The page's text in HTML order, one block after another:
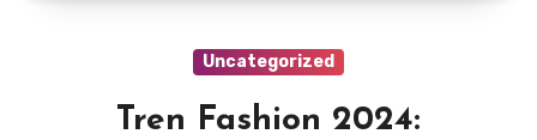
Uncategorized
Tren Fashion 2024: